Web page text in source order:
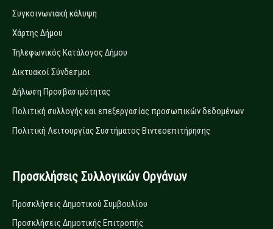
Συγκοινωνιακή κάλυψη
Χάρτης Δήμου
Τηλεφωνικός Κατάλογος Δήμου
Δικτυακοί Σύνδεσμοι
Δήλωση Προσβασιμότητας
Πολιτική συλλογής και επεξεργασίας προσωπικών δεδομένων
Πολιτική Λειτουργίας Συστήματος Βιντεοεπιτήρησης
Προσκλήσεις Συλλογικών Οργάνων
Προσκλήσεις Δημοτικού Συμβουλίου
Προσκλήσεις Δημοτικής Επιτροπής